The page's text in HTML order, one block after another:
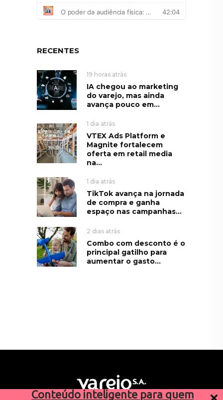
Conteúdo inteligente para quem
RECENTES
19 horas atrás
IA chegou ao marketing
do varejo, mas ainda
avança pouco em...
1 dia atrás
VTEX Ads Platform e
Magnite fortalecem
oferta em retail media
na...
1 dia atrás
TikTok avança na jornada
de compra e ganha
espaço nas campanhas...
2 dias atrás
Combo com desconto é o
principal gatilho para
aumentar o gasto...